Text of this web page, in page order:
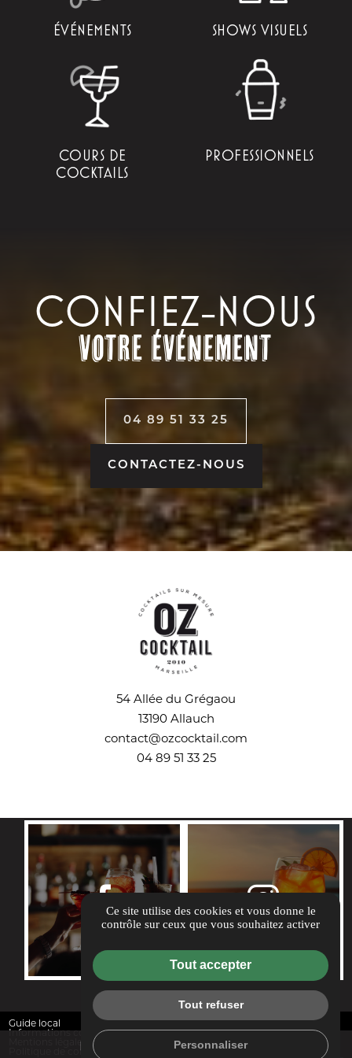
ÉVÉNEMENTS SHOWS VISUELS
COURS DE
COCKTAILS
PROFESSIONNELS
CONFIEZ-NOUS
votre événement
04 89 51 33 25
CONTACTEZ-NOUS
mail
54 Allée du Grégaou
13190 Allauch
contact@ozcocktail.com
04 89 51 33 25
Guide local
Informations complémentaires
Mentions légales
Politique de confidentialité
Ce site utilise des cookies et vous donne le
contrôle sur ceux que vous souhaitez activer
Tout accepter
Tout refuser
Personnaliser